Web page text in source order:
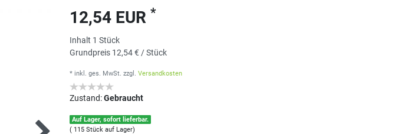
12,54 EUR *
Inhalt 1 Stück
Grundpreis 12,54 € / Stück
* inkl. ges. MwSt. zzgl. Versandkosten
Zustand:Gebraucht
Auf Lager, sofort lieferbar.
( 115 Stück auf Lager)